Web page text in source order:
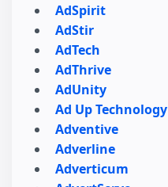
AdSpirit
AdStir
AdTech
AdThrive
AdUnity
Ad Up Technology
Adventive
Adverline
Adverticum